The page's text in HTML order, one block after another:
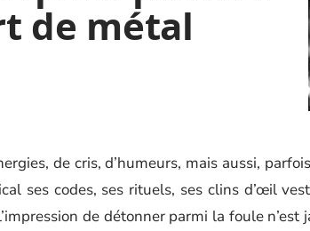
de métal
de cris, d’humeurs, mais aussi,
ses codes, ses rituels, ses clins d’œil
de détonner parmi la foule n’est